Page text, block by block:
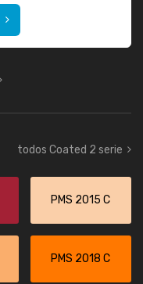
todos Coated 2 serie
PMS 2015 C
PMS 2018 C